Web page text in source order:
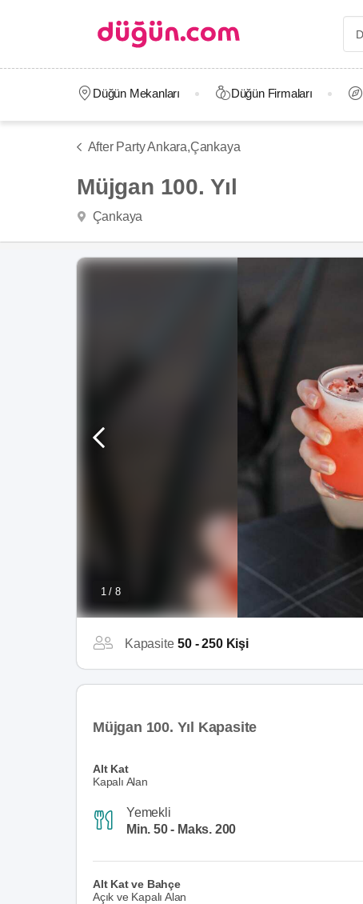
Düğün Mekanları Düğün Firmaları
After Party Ankara,Çankaya
Müjgan 100. Yıl
Çankaya
1 / 8
Kapasite 50 - 250 Kişi
Müjgan 100. Yıl Kapasite
Alt Kat
Kapalı Alan
Yemekli
Min. 50 - Maks. 200
Alt Kat ve Bahçe
Açık ve Kapalı Alan